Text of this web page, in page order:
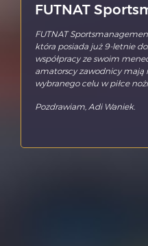
FUTNAT
FUTNAT
która posiada już 9-letnie
współpracy ze swoim
amatorscy zawodnicy mają
wybranego celu w piłce
Pozdrawiam, Adi Waniek.